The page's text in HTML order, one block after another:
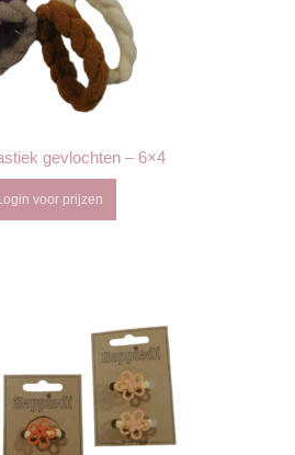
gevlochten – 6×4
voor prijzen